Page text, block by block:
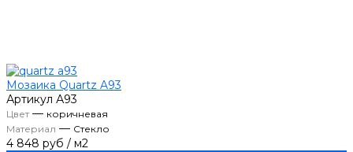
Мозаика Quartz A93
Артикул А93
Цвет— коричневая
Материал — Стекло
4 848 руб / м2